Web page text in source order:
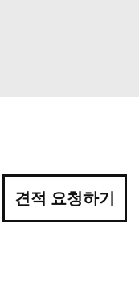
견적 요청하기